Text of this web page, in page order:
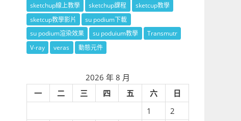
sketchup線上教學
sketchup課程
sketcup教學
sketcup教學影片
su podium下載
su podium渲染效果
su poduium教學
Transmutr
V-ray
veras 動態元件
2026 年 8 月
一
二 三 四 五 六
日
1
2